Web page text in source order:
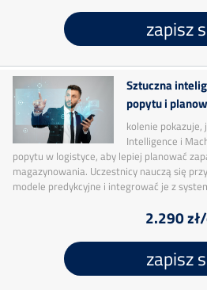
zapisz
Sztuczna
popytu i
kolenie
Intelligence i
popytu w logistyce, aby lepiej planować
magazynowania. Uczestnicy nauczą się
modele predykcyjne i integrować je z
2.290
zapisz